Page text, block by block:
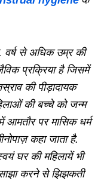
वर्ष से अधिक उम्र की
प्रक्रिया है जिसमें
की पीड़ादायक
की बच्चे को जन्म
पर मासिक धर्म
कहा जाता है.
घर की महिलायें भी
करने से झिझकती